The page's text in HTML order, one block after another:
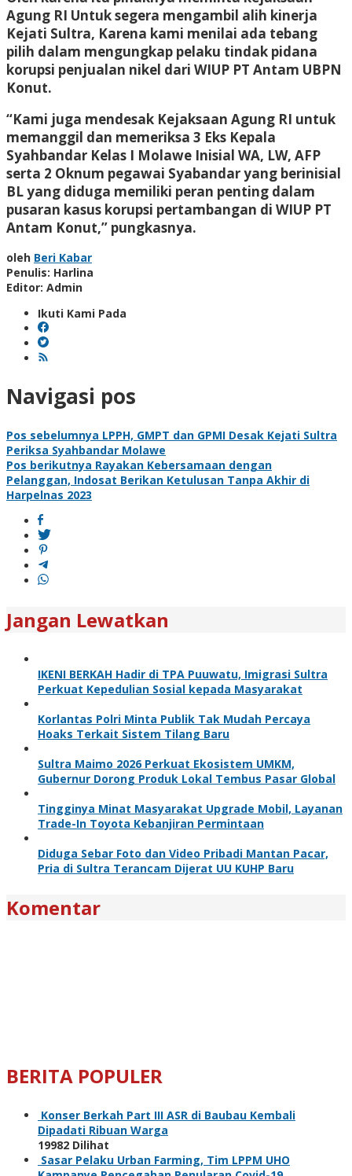
Agung RI Untuk segera mengambil alih kinerja
Kejati Sultra, Karena kami menilai ada tebang
pilih dalam mengungkap pelaku tindak pidana
korupsi penjualan nikel dari WIUP PT Antam UBPN
Konut.
“Kami juga mendesak Kejaksaan Agung RI untuk
memanggil dan memeriksa 3 Eks Kepala
Syahbandar Kelas I Molawe Inisial WA, LW, AFP
serta 2 Oknum pegawai Syabandar yang berinisial
BL yang diduga memiliki peran penting dalam
pusaran kasus korupsi pertambangan di WIUP PT
Antam Konut,” pungkasnya.
oleh Beri Kabar
Penulis: Harlina
Editor: Admin
Ikuti Kami Pada
Navigasi pos
Pos sebelumnya LPPH, GMPT dan GPMI Desak Kejati Sultra
Periksa Syahbandar Molawe
Pos berikutnya Rayakan Kebersamaan dengan
Pelanggan, Indosat Berikan Ketulusan Tanpa Akhir di
Harpelnas 2023
Jangan Lewatkan
IKENI BERKAH Hadir di TPA Puuwatu, Imigrasi Sultra
Perkuat Kepedulian Sosial kepada Masyarakat
Korlantas Polri Minta Publik Tak Mudah Percaya
Hoaks Terkait Sistem Tilang Baru
Sultra Maimo 2026 Perkuat Ekosistem UMKM,
Gubernur Dorong Produk Lokal Tembus Pasar Global
Tingginya Minat Masyarakat Upgrade Mobil, Layanan
Trade-In Toyota Kebanjiran Permintaan
Diduga Sebar Foto dan Video Pribadi Mantan Pacar,
Pria di Sultra Terancam Dijerat UU KUHP Baru
Komentar
BERITA POPULER
Konser Berkah Part III ASR di Baubau Kembali
Dipadati Ribuan Warga
19982 Dilihat
Sasar Pelaku Urban Farming, Tim LPPM UHO